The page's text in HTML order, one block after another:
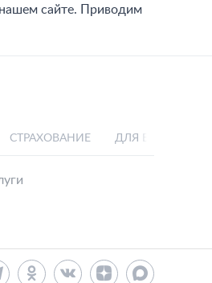
сайте. Приводим
СТРАХОВАНИЕ ДЛЯ БИЗНЕСА